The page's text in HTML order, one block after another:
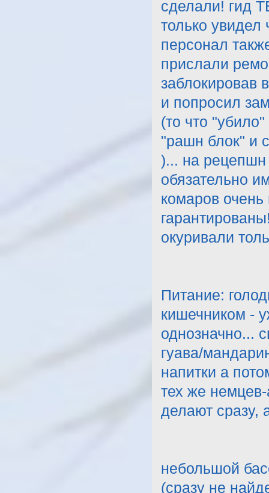
сделали! гид
только увидел
персонал
прислали
заблокировав
и попросил
(то что
"рашн блок" и
)... на
обязательно
комаров очень
окуривали
Питание:
кишечником -
однозначно...
гуава/
напитки а
тех же
делают сразу,
небольшой
(сразу не